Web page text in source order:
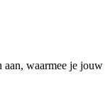
aan, waarmee je jouw